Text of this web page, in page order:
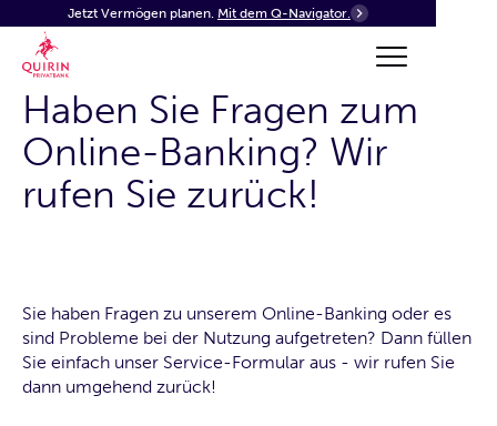
Jetzt Vermögen planen. Mit dem Q-Navigator.
Haben Sie Fragen zum
Online-Banking? Wir
rufen Sie zurück!
Sie haben Fragen zu unserem Online-Banking oder es
sind Probleme bei der Nutzung aufgetreten? Dann füllen
Sie einfach unser Service-Formular aus - wir rufen Sie
dann umgehend zurück!